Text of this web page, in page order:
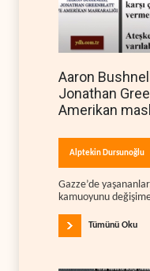
Aaron
Jonathan
Amerikan
Alptekin Dursunoğlu
Gazze’de
kamuoyunu
Tümünü Oku